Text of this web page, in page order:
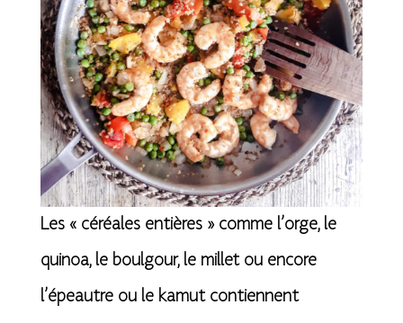
Les « céréales entières » comme l’orge, le
quinoa, le boulgour, le millet ou encore
l’épeautre ou le kamut contiennent